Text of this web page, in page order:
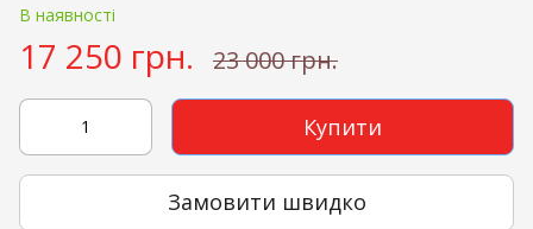
В наявності
17 250 грн. 23 000 грн.
Купити
Замовити швидко